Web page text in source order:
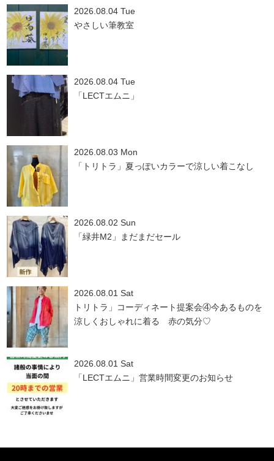
2026.08.04 Tue
やさしい筆教室
2026.08.04 Tue
「LECTエムニ」
2026.08.03 Mon
「トリトラ」夏っぽいカラーで涼しい着こなし
2026.08.02 Sun
「緑井M2」まだまだセール
2026.08.01 Sat
トリトラ」コーディネート提案会④今あるものを
涼しくおしゃれに着る 赤の気分♡
2026.08.01 Sat
「LECTエムニ」営業時間変更のお知らせ